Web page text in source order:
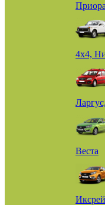
4х4,
Веста
Иксрей